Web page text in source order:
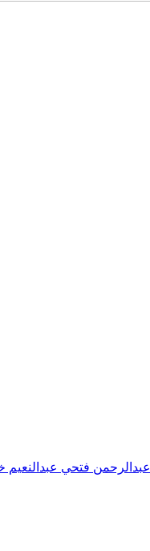
عبدالرحمن فتحي عبدالنعيم